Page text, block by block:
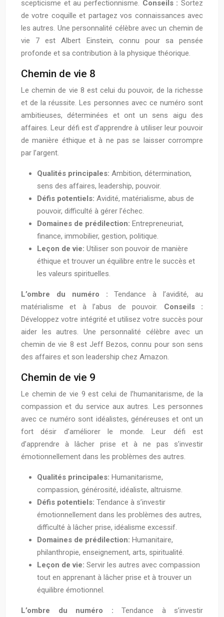
scepticisme et au perfectionnisme. Conseils :Sortez
de votre coquille et partagez vos connaissances avec
les autres. Une personnalité célèbre avec un chemin de
vie 7 est Albert Einstein, connu pour sa pensée
profonde et sa contribution à la physique théorique.
Chemin de vie 8
Le chemin de vie 8 est celui du pouvoir, de la richesse
et de la réussite. Les personnes avec ce numéro sont
ambitieuses, déterminées et ont un sens aigu des
affaires. Leur défi est d’apprendre à utiliser leur pouvoir
de manière éthique et à ne pas se laisser corrompre
par l’argent.
Qualités principales: Ambition, détermination,
sens des affaires, leadership, pouvoir.
Défis potentiels: Avidité, matérialisme, abus de
pouvoir, difficulté à gérer l’échec.
Domaines de prédilection: Entrepreneuriat,
finance, immobilier, gestion, politique.
Leçon de vie: Utiliser son pouvoir de manière
éthique et trouver un équilibre entre le succès et
les valeurs spirituelles.
L’ombre du numéro :Tendance à l’avidité, au
matérialisme et à l’abus de pouvoir. Conseils :
Développez votre intégrité et utilisez votre succès pour
aider les autres. Une personnalité célèbre avec un
chemin de vie 8 est Jeff Bezos, connu pour son sens
des affaires et son leadership chez Amazon.
Chemin de vie 9
Le chemin de vie 9 est celui de l’humanitarisme, de la
compassion et du service aux autres. Les personnes
avec ce numéro sont idéalistes, généreuses et ont un
fort désir d’améliorer le monde. Leur défi est
d’apprendre à lâcher prise et à ne pas s’investir
émotionnellement dans les problèmes des autres.
Qualités principales: Humanitarisme,
compassion, générosité, idéaliste, altruisme.
Défis potentiels: Tendance à s’investir
émotionnellement dans les problèmes des autres,
difficulté à lâcher prise, idéalisme excessif.
Domaines de prédilection: Humanitaire,
philanthropie, enseignement, arts, spiritualité.
Leçon de vie: Servir les autres avec compassion
tout en apprenant à lâcher prise et à trouver un
équilibre émotionnel.
L’ombre du numéro : Tendance à s’investir